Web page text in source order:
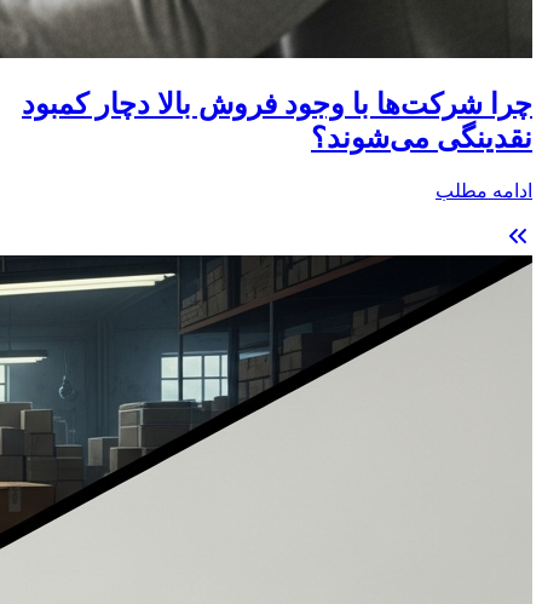
چرا شرکت‌ها با وجود فروش بالا دچار کمبود
نقدینگی می‌شوند؟
ادامه مطلب